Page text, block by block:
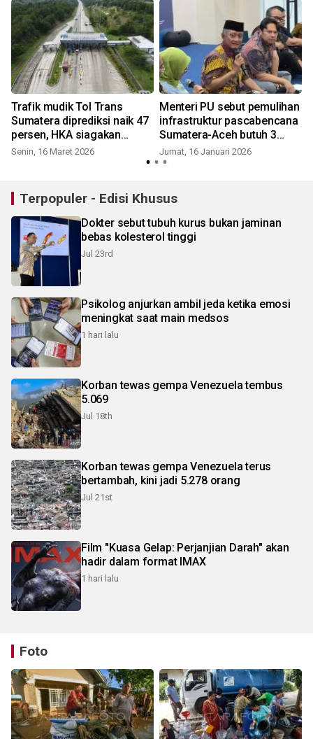
Trafik mudik Tol Trans
Sumatera diprediksi naik 47
persen, HKA siagakan
personel 24 jam
Senin, 16 Maret 2026
Menteri PU sebut pemulihan
infrastruktur pascabencana
Sumatera-Aceh butuh 3
tahun
Jumat, 16 Januari 2026
Terpopuler - Edisi Khusus
Dokter sebut tubuh kurus bukan jaminan
bebas kolesterol tinggi
Jul 23rd
Psikolog anjurkan ambil jeda ketika emosi
meningkat saat main medsos
1 hari lalu
Korban tewas gempa Venezuela tembus
5.069
Jul 18th
Korban tewas gempa Venezuela terus
bertambah, kini jadi 5.278 orang
Jul 21st
Film "Kuasa Gelap: Perjanjian Darah" akan
hadir dalam format IMAX
1 hari lalu
Foto